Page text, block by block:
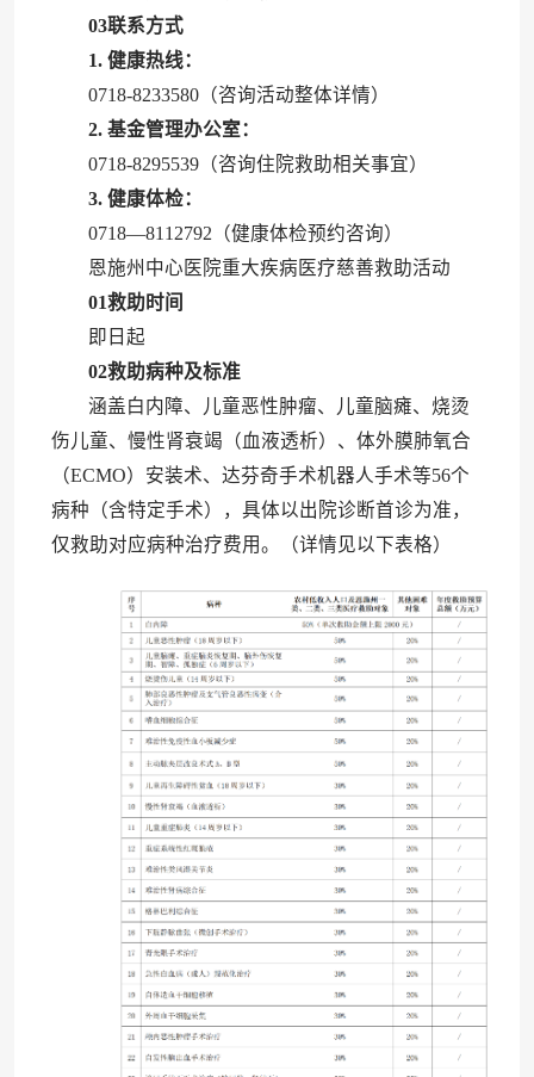
03联系方式
1. 健康热线：
0718-8233580（咨询活动整体详情）
2. 基金管理办公室：
0718-8295539（咨询住院救助相关事宜）
3. 健康体检：
0718—8112792（健康体检预约咨询）
恩施州中心医院重大疾病医疗慈善救助活动
01救助时间
即日起
02救助病种及标准
涵盖白内障、儿童恶性肿瘤、儿童脑瘫、烧烫
伤儿童、慢性肾衰竭（血液透析）、体外膜肺氧合
（ECMO）安装术、达芬奇手术机器人手术等56个
病种（含特定手术），具体以出院诊断首诊为准，
仅救助对应病种治疗费用。（详情见以下表格）